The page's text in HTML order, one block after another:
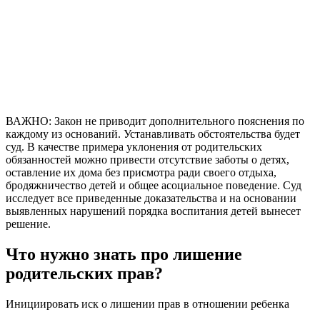
ВАЖНО: Закон не приводит дополнительного пояснения по
каждому из оснований. Устанавливать обстоятельства будет
суд. В качестве примера уклонения от родительских
обязанностей можно привести отсутствие заботы о детях,
оставление их дома без присмотра ради своего отдыха,
бродяжничество детей и общее асоциальное поведение. Суд
исследует все приведенные доказательства и на основании
выявленных нарушений порядка воспитания детей вынесет
решение.
Что нужно знать про лишение
родительских прав?
Инициировать иск о лишении прав в отношении ребенка